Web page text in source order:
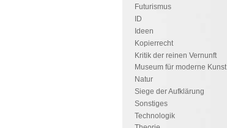
Futurismus
ID
Ideen
Kopierrecht
Kritik der reinen Vernunft
Museum für moderne Kunst
Natur
Siege der Aufklärung
Sonstiges
Technologik